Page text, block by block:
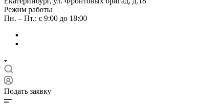
Режим работы
Пн. – Пт.: с 9:00 до 18:00
Подать заявку